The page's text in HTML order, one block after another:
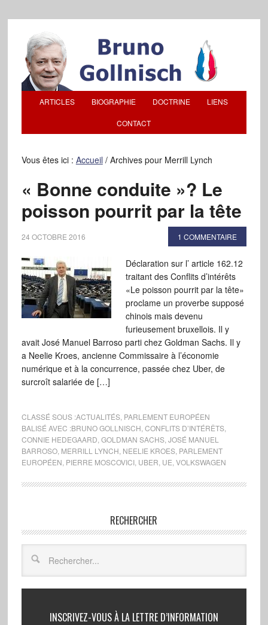
ARTICLES BIOGRAPHIE DOCTRINE LIENS
CONTACT
Vous êtes ici : Accueil /Archives pour Merrill Lynch
« Bonne conduite »? Le
poisson pourrit par la tête
24 OCTOBRE 2016 1 COMMENTAIRE
Déclaration sur l’ article 162.12
traitant des Conflits d’intérêts
«Le poisson pourrit par la tête»
proclame un proverbe supposé
chinois mais devenu
furieusement bruxellois. Il y
avait José Manuel Barroso parti chez Goldman Sachs. Il y
a Neelie Kroes, ancienne Commissaire à l’économie
numérique et à la concurrence, passée chez Uber, de
surcroît salariée de […]
CLASSÉ SOUS :ACTUALITÉS, PARLEMENT EUROPÉEN
BALISÉ AVEC :BRUNO GOLLNISCH CONFLITS D’INTÉRÊTS,
CONNIE HEDEGAARD GOLDMAN SACHS, JOSÉ MANUEL
BARROSO, MERRILL LYNCH NEELIE KROES, PARLEMENT
EUROPÉEN PIERRE MOSCOVICI, UBER UE VOLKSWAGEN
RECHERCHER
INSCRIVEZ-VOUS À LA LETTRE D’INFORMATION